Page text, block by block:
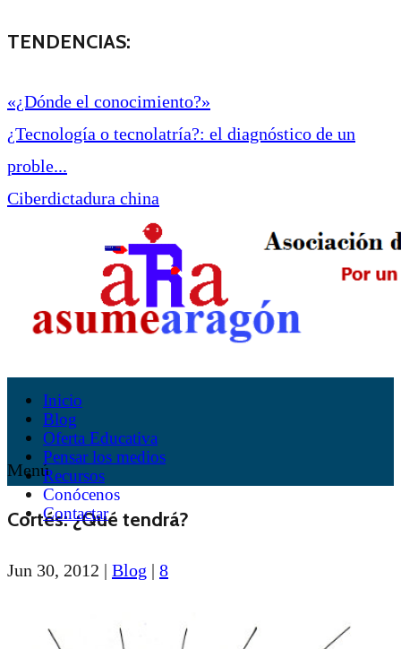
TENDENCIAS:
«¿Dónde el conocimiento?»
¿Tecnología o tecnolatría?: el diagnóstico de un
proble...
Ciberdictadura china
Inicio
Blog
Oferta Educativa
Pensar los medios
Recursos
Conócenos
Contactar
Menú
Cortés: ¿Qué tendrá?
Jun 30, 2012 | Blog | 8